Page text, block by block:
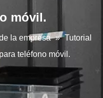
móvil.
la empresa » Tutorial
teléfono móvil.